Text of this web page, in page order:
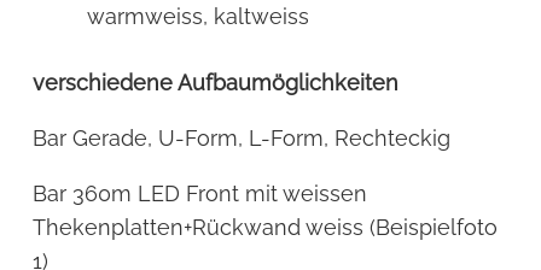
warmweiss, kaltweiss
verschiedene Aufbaumöglichkeiten
Bar Gerade, U-Form, L-Form, Rechteckig
Bar 360m LED Front mit weissen
Thekenplatten+Rückwand weiss (Beispielfoto
1)